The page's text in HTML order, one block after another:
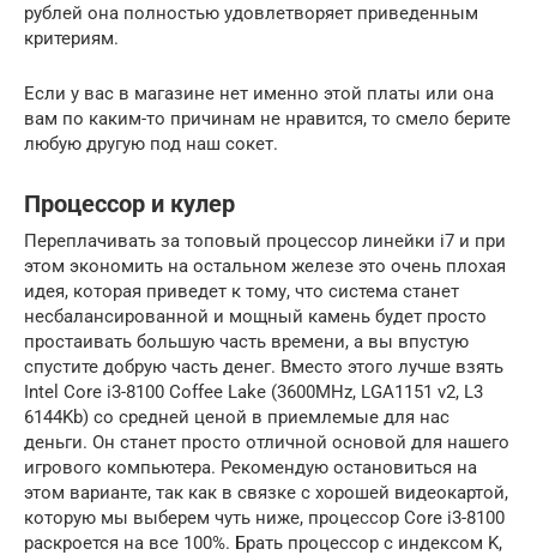
рублей она полностью удовлетворяет приведенным
критериям.
Если у вас в магазине нет именно этой платы или она
вам по каким-то причинам не нравится, то смело берите
любую другую под наш сокет.
Процессор и кулер
Переплачивать за топовый процессор линейки i7 и при
этом экономить на остальном железе это очень плохая
идея, которая приведет к тому, что система станет
несбалансированной и мощный камень будет просто
простаивать большую часть времени, а вы впустую
спустите добрую часть денег. Вместо этого лучше взять
Intel Core i3-8100 Coffee Lake (3600MHz, LGA1151 v2, L3
6144Kb) со средней ценой в приемлемые для нас
деньги. Он станет просто отличной основой для нашего
игрового компьютера. Рекомендую остановиться на
этом варианте, так как в связке с хорошей видеокартой,
которую мы выберем чуть ниже, процессор Core i3-8100
раскроется на все 100%. Брать процессор с индексом K,